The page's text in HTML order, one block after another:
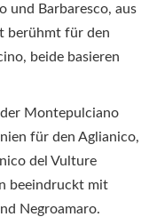
und Barbaresco, aus
berühmt für den
beide basieren
Montepulciano
für den Aglianico,
del Vulture
beeindruckt mit
Negroamaro.